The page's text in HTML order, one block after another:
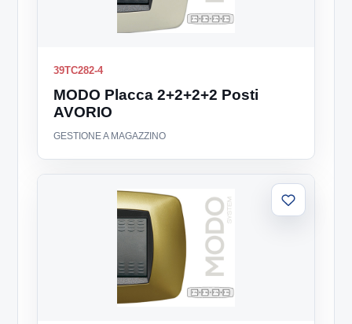
39TC282-4
MODO Placca 2+2+2+2 Posti
AVORIO
GESTIONE A MAGAZZINO
Aggiungi
alla